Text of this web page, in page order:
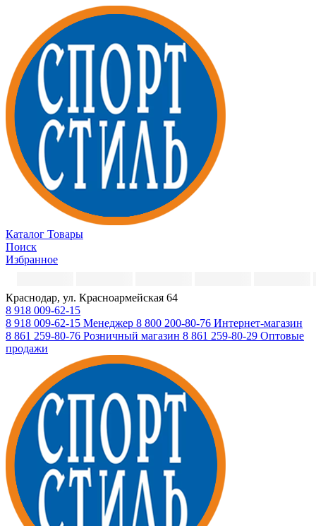
Каталог Товары
Поиск
Избранное
Краснодар, ул. Красноармейская 64
8 918 009-62-15
8 918 009-62-15 Менеджер 8 800 200-80-76 Интернет-магазин
8 861 259-80-76 Розничный магазин 8 861 259-80-29 Оптовые
продажи